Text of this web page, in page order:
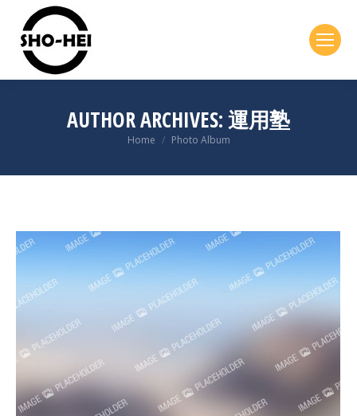
AUTHOR ARCHIVES:運用塾
You are here:
Home Photo Album